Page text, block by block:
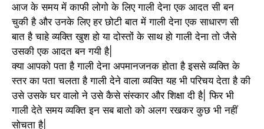
आज के समय में काफी लोगो के लिए गाली देना एक आदत सी बन
चुकी है और उनके लिए हर छोटी बात में गाली देना एक साधारण सी
बात है चाहे व्यक्ति खुश हो या दोस्तों के साथ हो गाली देना तो जैसे
उसकी एक आदत बन गयी है|
क्या आपको पता है गाली देना अपमानजनक होता है इससे व्यक्ति के
स्तर का पता चलता है गाली देने वाला व्यक्ति यह भी परिचय देता है की
उसे उसके घर वालो ने उसे कैसे संस्कार और शिक्षा दी है| फिर भी
गाली देते समय व्यक्ति इन सब बातो को अलग रखकर कुछ भी नहीं
सोचता है|